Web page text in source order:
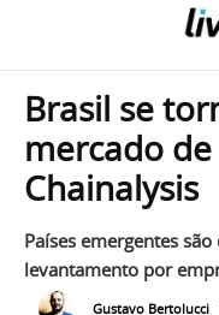
Brasil se
mercado
Chainalysis
Países emergentes
levantamento por
Gustavo Bertolucci